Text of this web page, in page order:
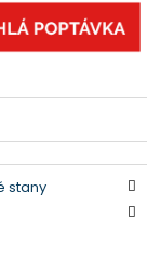
stany